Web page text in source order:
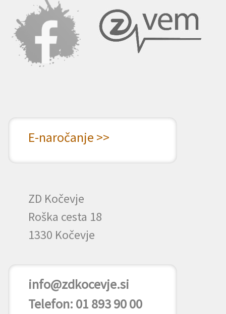
E-naročanje >>
ZD Kočevje
Roška cesta 18
1330 Kočevje
info@zdkocevje.si
Telefon: 01 893 90 00